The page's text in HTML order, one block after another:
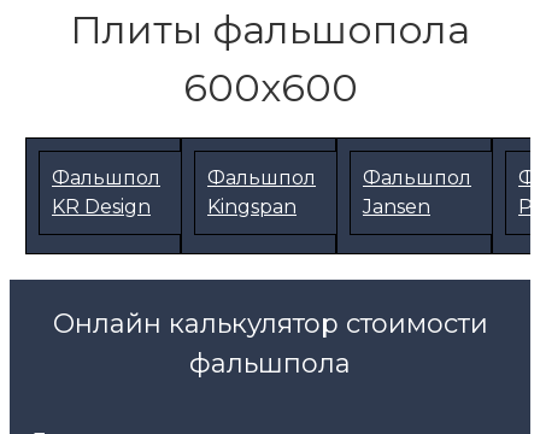
Плиты фальшопола
600х600
Фальшпол
KR Design
Фальшпол
Kingspan
Фальшпол
Jansen
Онлайн калькулятор стоимости
фальшпола